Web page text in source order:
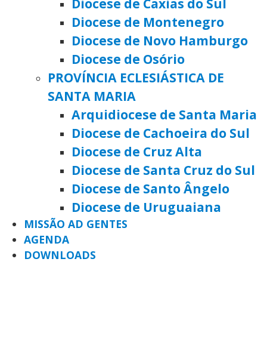
Diocese de Montenegro
Diocese de Novo Hamburgo
Diocese de Osório
PROVÍNCIA ECLESIÁSTICA DE
SANTA MARIA
Arquidiocese de Santa Maria
Diocese de Cachoeira do Sul
Diocese de Cruz Alta
Diocese de Santa Cruz do Sul
Diocese de Santo Ângelo
Diocese de Uruguaiana
MISSÃO AD GENTES
AGENDA
DOWNLOADS